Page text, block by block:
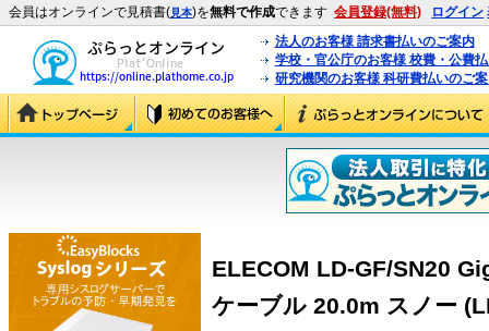
会員はオンラインで見積書(見本)を無料で作成できます 会員登録(無料) ログイン
法人のお客様 請求書払いのご案内
学校・官公庁のお客様 校費・公費
研究機関のお客様 科研費払いのご
ELECOM LD-GF/SN20
ケーブル 20.0m スノー